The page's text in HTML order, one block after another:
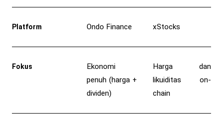
Platform Ondo Finance xStocks
Fokus
Ekonomi
penuh (harga +
dividen)
Harga dan
likuiditas on-
chain